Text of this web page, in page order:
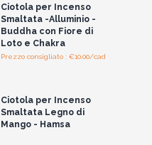
Ciotola per Incenso
Smaltata -Alluminio -
Buddha con Fiore di
Loto e Chakra
Prezzo consigliato : €10.00/cad
Ciotola per Incenso
Smaltata Legno di
Mango - Hamsa